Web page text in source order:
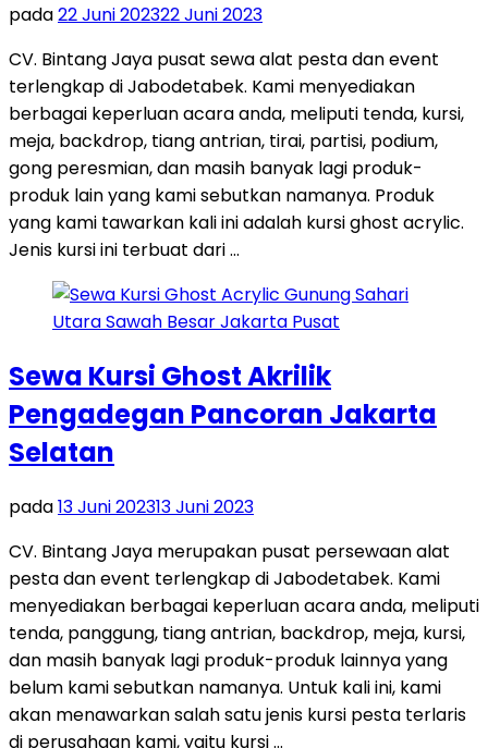
pada22 Juni 202322 Juni 2023
CV. Bintang Jaya pusat sewa alat pesta dan event
terlengkap di Jabodetabek. Kami menyediakan
berbagai keperluan acara anda, meliputi tenda, kursi,
meja, backdrop, tiang antrian, tirai, partisi, podium,
gong peresmian, dan masih banyak lagi produk-
produk lain yang kami sebutkan namanya. Produk
yang kami tawarkan kali ini adalah kursi ghost acrylic.
Jenis kursi ini terbuat dari …
Sewa Kursi Ghost Akrilik
Pengadegan Pancoran Jakarta
Selatan
pada13 Juni 202313 Juni 2023
CV. Bintang Jaya merupakan pusat persewaan alat
pesta dan event terlengkap di Jabodetabek. Kami
menyediakan berbagai keperluan acara anda, meliputi
tenda, panggung, tiang antrian, backdrop, meja, kursi,
dan masih banyak lagi produk-produk lainnya yang
belum kami sebutkan namanya. Untuk kali ini, kami
akan menawarkan salah satu jenis kursi pesta terlaris
di perusahaan kami, yaitu kursi …